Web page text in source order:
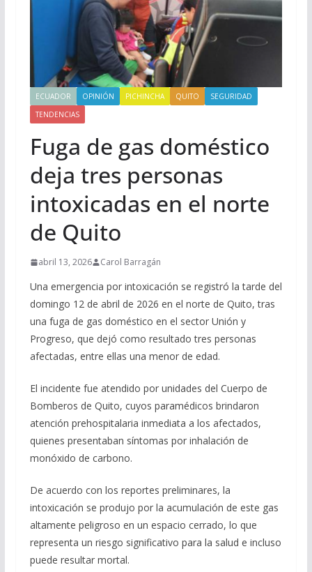
ECUADOR OPINIÓN PICHINCHA QUITO
SEGURIDAD
TENDENCIAS
Fuga de gas doméstico
deja tres personas
intoxicadas en el norte
de Quito
abril 13, 2026 Carol Barragán
Una emergencia por intoxicación se registró la tarde del
domingo 12 de abril de 2026 en el norte de Quito, tras
una fuga de gas doméstico en el sector Unión y
Progreso, que dejó como resultado tres personas
afectadas, entre ellas una menor de edad.
El incidente fue atendido por unidades del Cuerpo de
Bomberos de Quito, cuyos paramédicos brindaron
atención prehospitalaria inmediata a los afectados,
quienes presentaban síntomas por inhalación de
monóxido de carbono.
De acuerdo con los reportes preliminares, la
intoxicación se produjo por la acumulación de este gas
altamente peligroso en un espacio cerrado, lo que
representa un riesgo significativo para la salud e incluso
puede resultar mortal.